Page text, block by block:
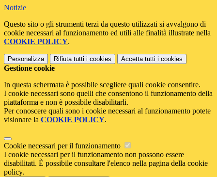
Notizie
Questo sito o gli strumenti terzi da questo utilizzati si avvalgono di
cookie necessari al funzionamento ed utili alle finalità illustrate nella
COOKIE POLICY.
Personalizza Rifiuta tutti i cookies Accetta tutti i cookies
Gestione cookie
In questa schermata è possibile scegliere quali cookie consentire.
I cookie necessari sono quelli che consentono il funzionamento della
piattaforma e non è possibile disabilitarli.
Per conoscere quali sono i cookie necessari al funzionamento potete
visionare la COOKIE POLICY.
Cookie necessari per il funzionamento
I cookie necessari per il funzionamento non possono essere
disabilitati. È possibile consultare l'elenco nella pagina della cookie
policy.